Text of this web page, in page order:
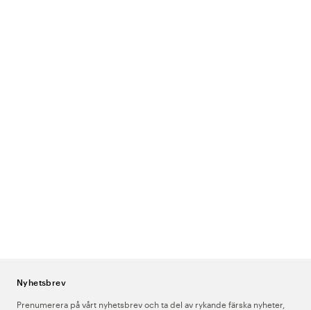
Nyhetsbrev
Prenumerera på vårt nyhetsbrev och ta del av rykande färska nyheter,